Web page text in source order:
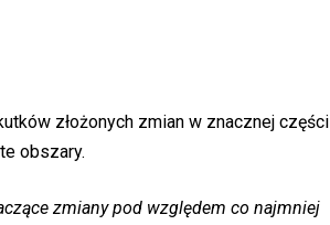
złożonych zmian w znacznej części
obszary.
zmiany pod względem co najmniej